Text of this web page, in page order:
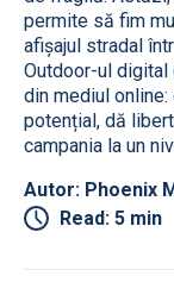
permite să fim
afișajul stradal
Outdoor-ul digital
din mediul
potențial, dă
campania la un
Autor: Phoenix
Read: 5 min